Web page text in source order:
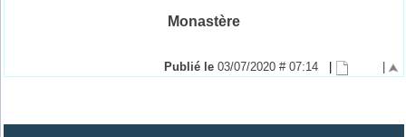
Monastère
Publié le 03/07/2020 # 07:14